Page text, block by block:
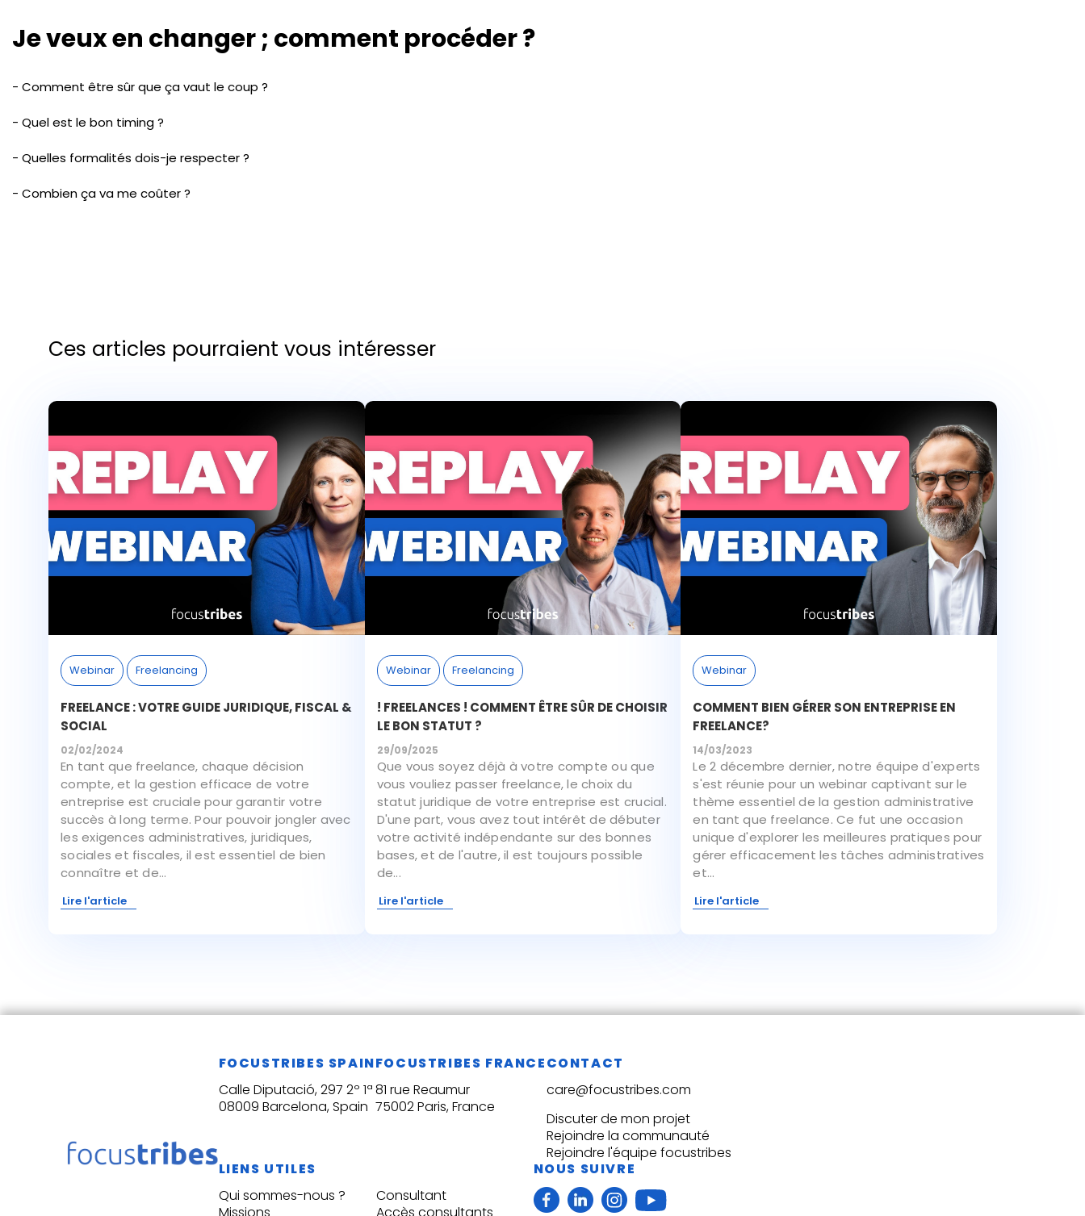
Je veux en changer ; comment procéder ?
- Comment être sûr que ça vaut le coup ?
- Quel est le bon timing ?
- Quelles formalités dois-je respecter ?
- Combien ça va me coûter ?
Ces articles pourraient vous intéresser
Webinar Freelancing
FREELANCE : VOTRE GUIDE JURIDIQUE, FISCAL &
SOCIAL
02/02/2024
En tant que freelance, chaque décision
compte, et la gestion efficace de votre
entreprise est cruciale pour garantir votre
succès à long terme. Pour pouvoir jongler avec
les exigences administratives, juridiques,
sociales et fiscales, il est essentiel de bien
connaître et de...
Lire l'article
Webinar Freelancing
! FREELANCES ! COMMENT ÊTRE SÛR DE CHOISIR
LE BON STATUT ?
29/09/2025
Que vous soyez déjà à votre compte ou que
vous vouliez passer freelance, le choix du
statut juridique de votre entreprise est crucial.
D'une part, vous avez tout intérêt de débuter
votre activité indépendante sur des bonnes
bases, et de l'autre, il est toujours possible
de...
Lire l'article
Webinar
COMMENT BIEN GÉRER SON ENTREPRISE EN
FREELANCE?
14/03/2023
Le 2 décembre dernier, notre équipe d'experts
s'est réunie pour un webinar captivant sur le
thème essentiel de la gestion administrative
en tant que freelance. Ce fut une occasion
unique d'explorer les meilleures pratiques pour
gérer efficacement les tâches administratives
et...
Lire l'article
FOCUSTRIBES SPAIN
Calle Diputació, 297 2º 1ª
08009 Barcelona, Spain
FOCUSTRIBES FRANCE
81 rue Reaumur
75002 Paris, France
CONTACT
care@focustribes.com
Discuter de mon projet
Rejoindre la communauté
Rejoindre l'équipe focustribes
LIENS UTILES
Qui sommes-nous ?
Consultant
NOUS SUIVRE